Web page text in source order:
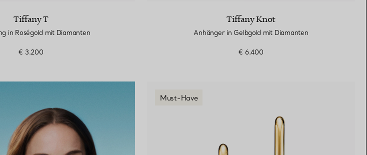
Tiffany T
in Roségold mit Diamanten
€ 3.200
Tiffany Knot
Anhänger in Gelbgold mit Diamanten
€ 6.400
Must-Have